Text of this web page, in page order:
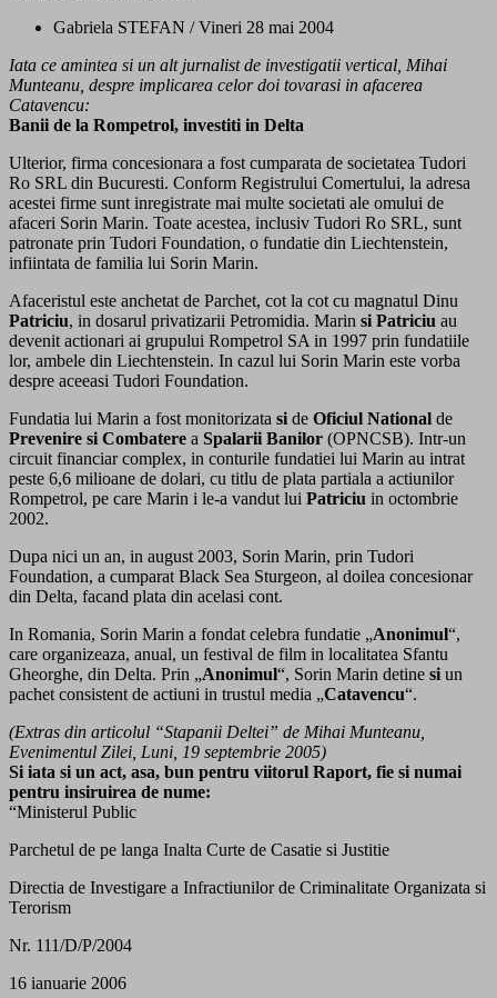
Gabriela STEFAN / Vineri 28 mai 2004
Iata ce amintea si un alt jurnalist de investigatii vertical, Mihai
Munteanu, despre implicarea celor doi tovarasi in afacerea
Catavencu:
Banii de la Rompetrol, investiti in Delta
Ulterior, firma concesionara a fost cumparata de societatea Tudori
Ro SRL din Bucuresti. Conform Registrului Comertului, la adresa
acestei firme sunt inregistrate mai multe societati ale omului de
afaceri Sorin Marin. Toate acestea, inclusiv Tudori Ro SRL, sunt
patronate prin Tudori Foundation, o fundatie din Liechtenstein,
infiintata de familia lui Sorin Marin.
Afaceristul este anchetat de Parchet, cot la cot cu magnatul Dinu
Patriciu, in dosarul privatizarii Petromidia. Marin si Patriciu au
devenit actionari ai grupului Rompetrol SA in 1997 prin fundatiile
lor, ambele din Liechtenstein. In cazul lui Sorin Marin este vorba
despre aceeasi Tudori Foundation.
Fundatia lui Marin a fost monitorizata si de Oficiul National de
Prevenire si Combatere a Spalarii Banilor (OPNCSB). Intr-un
circuit financiar complex, in conturile fundatiei lui Marin au intrat
peste 6,6 milioane de dolari, cu titlu de plata partiala a actiunilor
Rompetrol, pe care Marin i le-a vandut lui Patriciu in octombrie
2002.
Dupa nici un an, in august 2003, Sorin Marin, prin Tudori
Foundation, a cumparat Black Sea Sturgeon, al doilea concesionar
din Delta, facand plata din acelasi cont.
In Romania, Sorin Marin a fondat celebra fundatie „Anonimul“,
care organizeaza, anual, un festival de film in localitatea Sfantu
Gheorghe, din Delta. Prin „Anonimul“, Sorin Marin detine si un
pachet consistent de actiuni in trustul media „Catavencu“.
(Extras din articolul “Stapanii Deltei” de Mihai Munteanu,
Evenimentul Zilei, Luni, 19 septembrie 2005)
Si iata si un act, asa, bun pentru viitorul Raport, fie si numai
pentru insiruirea de nume:
“Ministerul Public
Parchetul de pe langa Inalta Curte de Casatie si Justitie
Directia de Investigare a Infractiunilor de Criminalitate Organizata si
Terorism
Nr. 111/D/P/2004
16 ianuarie 2006